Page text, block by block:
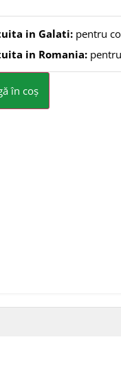
in Galati: pentru
in Romania:
în coș